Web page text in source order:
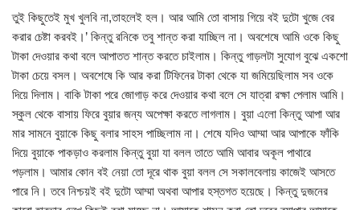
তুই কিছুতেই মুখ খুলবি না,তাহলেই হল। আর আমি তো বাসায় গিয়ে বই দুটো খুজে বের
করার চেষ্টা করবই।’ কিন্তু রনিকে তবু শান্ত করা যাচ্ছিল না। অবশেষে আমি ওকে কিছু
টাকা দেওয়ার কথা বলে আপাতত শান্ত করতে চাইলাম। কিন্তু গাড়লটা সুযোগ বুঝে একশো
টাকা চেয়ে বসল। অবশেষে কি আর করা টিফিনের টাকা থেকে যা জমিয়েছিলাম সব ওকে
দিয়ে দিলাম। বাকি টাকা পরে জোগাড় করে দেওয়ার কথা বলে সে যাত্রা রক্ষা পেলাম আমি।
স্কুল থেকে বাসায় ফিরে বুয়ার জন্য অপেক্ষা করতে লাগলাম। বুয়া এলো কিন্তু আপা আর
মার সামনে বুয়াকে কিছু বলার সাহস পাচ্ছিলাম না। শেষে যদিও আম্মা আর আপাকে ফাঁকি
দিয়ে বুয়াকে পাকড়াও করলাম কিন্তু বুয়া যা বলল তাতে আমি আবার অকূল পাথারে
পড়লাম। আমার কোন বই নেয়া তো দূরে থাক বুয়া বলল সে সকালবেলায় কাজেই আসতে
পারে নি। তবে নিশ্চয়ই বই দুটো আম্মা অথবা আপার হস্তগত হয়েছে। কিন্তু দুজনের